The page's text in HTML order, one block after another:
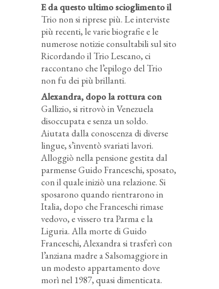
E da questo ultimo scioglimento il
Trio non si riprese più. Le interviste
più recenti, le varie biografie e le
numerose notizie consultabili sul sito
Ricordando il Trio Lescano, ci
raccontano che l’epilogo del Trio
non fu dei più brillanti.
Alexandra, dopo la rottura con
Gallizio, si ritrovò in Venezuela
disoccupata e senza un soldo.
Aiutata dalla conoscenza di diverse
lingue, s’inventò svariati lavori.
Alloggiò nella pensione gestita dal
parmense Guido Franceschi, sposato,
con il quale iniziò una relazione. Si
sposarono quando rientrarono in
Italia, dopo che Franceschi rimase
vedovo, e vissero tra Parma e la
Liguria. Alla morte di Guido
Franceschi, Alexandra si trasferì con
l’anziana madre a Salsomaggiore in
un modesto appartamento dove
morì nel 1987, quasi dimenticata.